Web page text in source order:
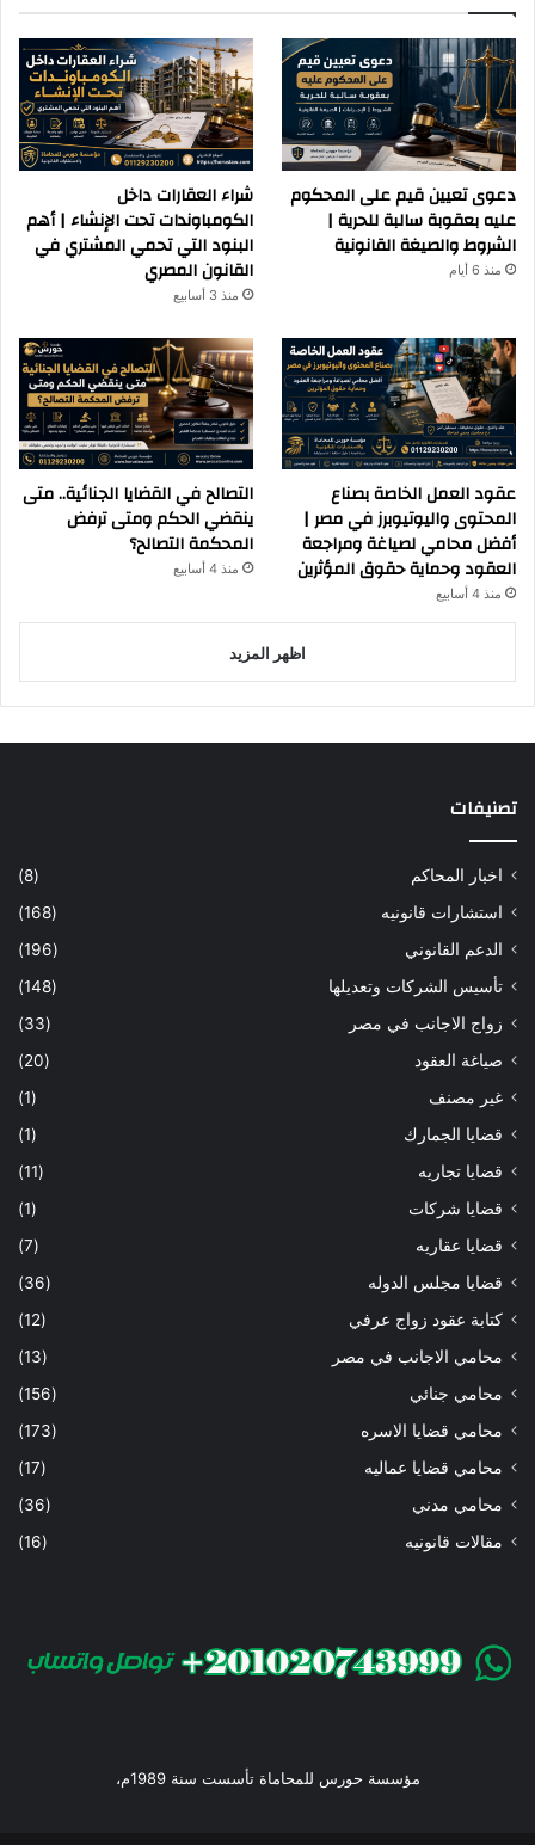
دعوى تعيين قيم على المحكوم
عليه بعقوبة سالبة للحرية |
الشروط والصيغة القانونية
منذ 6 أيام
شراء العقارات داخل
الكومباوندات تحت الإنشاء | أهم
البنود التي تحمي المشتري في
القانون المصري
منذ 3 أسابيع
عقود العمل الخاصة بصناع
المحتوى واليوتيوبرز في مصر |
أفضل محامي لصياغة ومراجعة
العقود وحماية حقوق المؤثرين
منذ 4 أسابيع
التصالح في القضايا الجنائية.. متى
ينقضي الحكم ومتى ترفض
المحكمة التصالح؟
منذ 4 أسابيع
اظهر المزيد
تصنيفات
اخبار المحاكم
(8)
استشارات قانونيه
(168)
الدعم القانوني
(196)
تأسيس الشركات وتعديلها
(148)
زواج الاجانب في مصر
(33)
صياغة العقود
(20)
غير مصنف
(1)
قضايا الجمارك
(1)
قضايا تجاريه
(11)
قضايا شركات
(1)
قضايا عقاريه
(7)
قضايا مجلس الدوله
(36)
كتابة عقود زواج عرفي
(12)
محامي الاجانب في مصر
(13)
محامي جنائي
(156)
محامي قضايا الاسره
(173)
محامي قضايا عماليه
(17)
محامي مدني
(36)
مقالات قانونيه
(16)
مؤسسة حورس للمحاماة تأسست سنة 1989م،